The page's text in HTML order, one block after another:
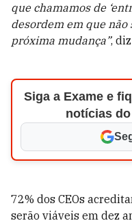
que chamamos de
desordem em que
próxima mudança”,
Siga a Exame e
notícias
72% dos CEOs
serão viáveis em dez